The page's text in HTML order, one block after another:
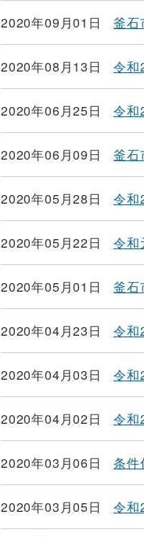
2020年09月01日 釜石
2020年08月13日 令和
2020年06月25日 令和
2020年06月09日 釜石
2020年05月28日 令和
2020年05月22日 令和
2020年05月01日 釜石
2020年04月23日 令和
2020年04月03日 令和
2020年04月02日 令和
2020年03月06日 条件
2020年03月05日 令和